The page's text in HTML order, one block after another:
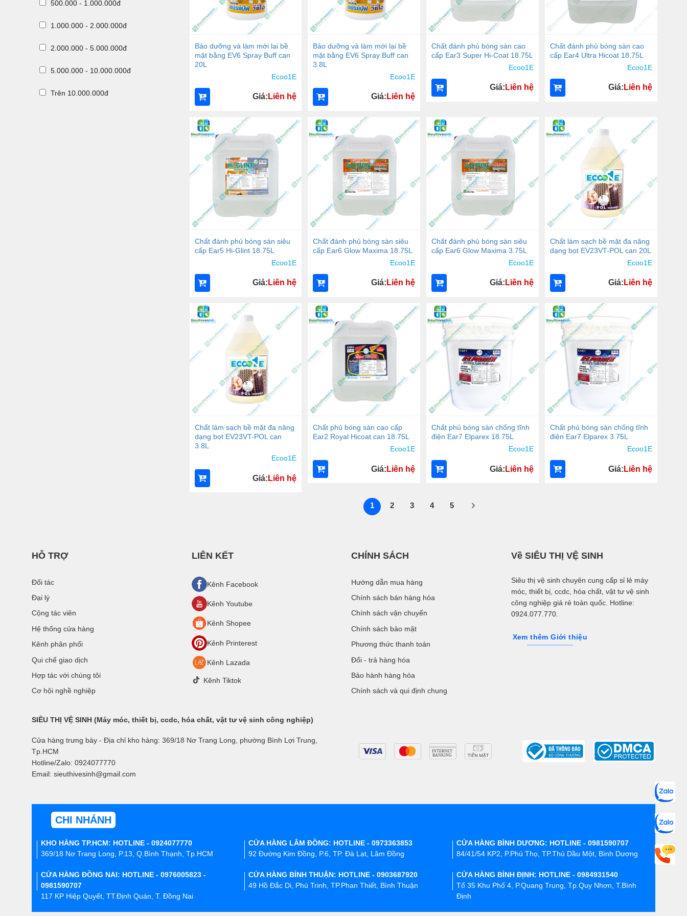
500.000 - 1.000.000đ
1.000.000 - 2.000.000đ
2.000.000 - 5.000.000đ
5.000.000 - 10.000.000đ
Trên 10.000.000đ
Bảo dưỡng và làm mới lại bề
mặt bằng EV6 Spray Buff can
20L
Ecoo1E
Giá: Liên hệ
Bảo dưỡng và làm mới lại bề
mặt bằng EV6 Spray Buff can
3.8L
Ecoo1E
Giá: Liên hệ
Chất đánh phủ bóng sàn cao
cấp Ear3 Super Hi-Coat 18.75L
Ecoo1E
Giá: Liên hệ
Chất đánh phủ bóng sàn cao
cấp Ear4 Ultra Hicoat 18.75L
Ecoo1E
Giá: Liên hệ
Chất đánh phủ bóng sàn siêu
cấp Ear5 Hi-Glint 18.75L
Ecoo1E
Giá: Liên hệ
Chất đánh phủ bóng sàn siêu
cấp Ear6 Glow Maxima 18.75L
Ecoo1E
Giá: Liên hệ
Chất đánh phủ bóng sàn siêu
cấp Ear6 Glow Maxima 3.75L
Ecoo1E
Giá: Liên hệ
Chất làm sạch bề mặt đa năng
dạng bọt EV23VT-POL can 20L
Ecoo1E
Giá: Liên hệ
Chất làm sạch bề mặt đa năng
dạng bọt EV23VT-POL can
3.8L
Ecoo1E
Giá: Liên hệ
Chất phủ bóng sàn cao cấp
Ear2 Royal Hicoat can 18.75L
Ecoo1E
Giá: Liên hệ
Chất phủ bóng sàn chống tĩnh
điện Ear7 Elparex 18.75L
Ecoo1E
Giá: Liên hệ
Chất phủ bóng sàn chống tĩnh
điện Ear7 Elparex 3.75L
Ecoo1E
Giá: Liên hệ
1 2 3 4 5
HỖ TRỢ
Đối tác
Đại lý
Cộng tác viên
Hệ thống cửa hàng
Kênh phân phối
Qui chế giao dịch
Hợp tác với chúng tôi
Cơ hội nghề nghiệp
LIÊN KẾT
Kênh Facebook
Kênh Youtube
Kênh Shopee
Kênh Printerest
Kênh Lazada
Kênh Tiktok
CHÍNH SÁCH
Hướng dẫn mua hàng
Chính sách bán hàng hóa
Chính sách vận chuyển
Chính sách bảo mật
Phương thức thanh toán
Đổi - trả hàng hóa
Bảo hành hàng hóa
Chính sách và qui định chung
Về SIÊU THỊ VỆ SINH
Siêu thị vệ sinh chuyên cung cấp sỉ lẻ máy
móc, thiết bị, ccdc, hóa chất, vật tư vệ sinh
công nghiệp giá rẻ toàn quốc. Hotline:
0924.077.770.
Xem thêm Giới thiệu
SIÊU THỊ VỆ SINH (Máy móc, thiết bị, ccdc, hóa chất, vật tư vệ sinh công nghiệp)
Cửa hàng trưng bày - Địa chỉ kho hàng: 369/18 Nơ Trang Long, phường Bình Lợi Trung,
Tp.HCM
Hotline/Zalo: 0924077770
Email: sieuthivesinh@gmail.com
CHI NHÁNH
KHO HÀNG TP.HCM: HOTLINE - 0924077770
369/18 Nơ Trang Long, P.13, Q.Bình Thạnh, Tp.HCM
CỬA HÀNG LÂM ĐỒNG: HOTLINE - 0973363853
92 Đường Kim Đồng, P.6, TP. Đà Lạt, Lâm Đồng
CỬA HÀNG BÌNH DƯƠNG: HOTLINE - 0981590707
84/41/54 KP2, P.Phú Thọ, TP.Thủ Dầu Một, Bình Dương
CỬA HÀNG ĐỒNG NAI: HOTLINE - 0976005823 -
0981590707
117 KP Hiệp Quyết, TT.Định Quán, T. Đồng Nai
CỬA HÀNG BÌNH THUẬN: HOTLINE - 0903687920
49 Hồ Đắc Di, Phú Trinh, TP.Phan Thiết, Bình Thuận
CỬA HÀNG BÌNH ĐỊNH: HOTLINE - 0984931540
Tổ 35 Khu Phố 4, P.Quang Trung, Tp.Quy Nhơn, T.Bình
Định